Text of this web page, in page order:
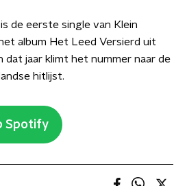
de eerste single van Klein
album Het Leed Versierd uit
dat jaar klimt het nummer naar de
hitlijst.
Spotify